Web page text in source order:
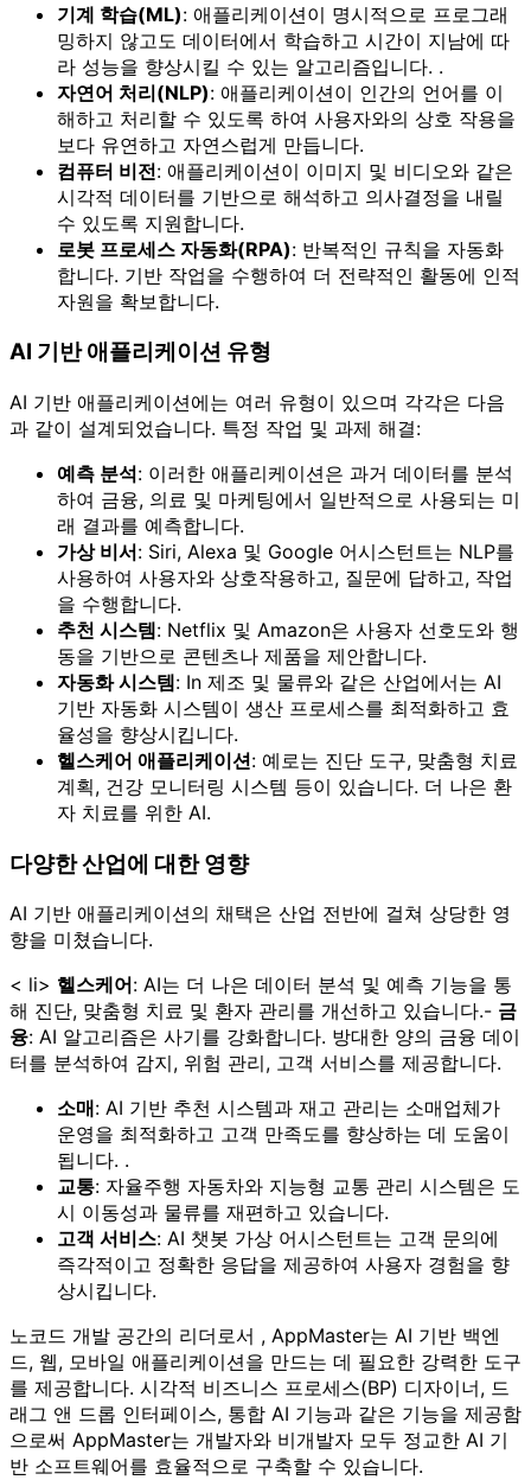
기계 학습(ML): 애플리케이션이 명시적으로 프로그래
밍하지 않고도 데이터에서 학습하고 시간이 지남에 따
라 성능을 향상시킬 수 있는 알고리즘입니다. .
자연어 처리(NLP): 애플리케이션이 인간의 언어를 이
해하고 처리할 수 있도록 하여 사용자와의 상호 작용을
보다 유연하고 자연스럽게 만듭니다.
컴퓨터 비전: 애플리케이션이 이미지 및 비디오와 같은
시각적 데이터를 기반으로 해석하고 의사결정을 내릴
수 있도록 지원합니다.
로봇 프로세스 자동화(RPA): 반복적인 규칙을 자동화
합니다. 기반 작업을 수행하여 더 전략적인 활동에 인적
자원을 확보합니다.
AI 기반 애플리케이션 유형
AI 기반 애플리케이션에는 여러 유형이 있으며 각각은 다음
과 같이 설계되었습니다. 특정 작업 및 과제 해결:
예측 분석: 이러한 애플리케이션은 과거 데이터를 분석
하여 금융, 의료 및 마케팅에서 일반적으로 사용되는 미
래 결과를 예측합니다.
가상 비서: Siri, Alexa 및 Google 어시스턴트는 NLP를
사용하여 사용자와 상호작용하고, 질문에 답하고, 작업
을 수행합니다.
추천 시스템: Netflix 및 Amazon은 사용자 선호도와 행
동을 기반으로 콘텐츠나 제품을 제안합니다.
자동화 시스템: In 제조 및 물류와 같은 산업에서는 AI
기반 자동화 시스템이 생산 프로세스를 최적화하고 효
율성을 향상시킵니다.
헬스케어 애플리케이션: 예로는 진단 도구, 맞춤형 치료
계획, 건강 모니터링 시스템 등이 있습니다. 더 나은 환
자 치료를 위한 AI.
다양한 산업에 대한 영향
AI 기반 애플리케이션의 채택은 산업 전반에 걸쳐 상당한 영
향을 미쳤습니다.
< li> 헬스케어: AI는 더 나은 데이터 분석 및 예측 기능을 통
해 진단, 맞춤형 치료 및 환자 관리를 개선하고 있습니다.- 금
융: AI 알고리즘은 사기를 강화합니다. 방대한 양의 금융 데이
터를 분석하여 감지, 위험 관리, 고객 서비스를 제공합니다.
소매: AI 기반 추천 시스템과 재고 관리는 소매업체가
운영을 최적화하고 고객 만족도를 향상하는 데 도움이
됩니다. .
교통: 자율주행 자동차와 지능형 교통 관리 시스템은 도
시 이동성과 물류를 재편하고 있습니다.
고객 서비스: AI 챗봇 가상 어시스턴트는 고객 문의에
즉각적이고 정확한 응답을 제공하여 사용자 경험을 향
상시킵니다.
노코드 개발 공간의 리더로서 , AppMaster는 AI 기반 백엔
드, 웹, 모바일 애플리케이션을 만드는 데 필요한 강력한 도구
를 제공합니다. 시각적 비즈니스 프로세스(BP) 디자이너, 드
래그 앤 드롭 인터페이스, 통합 AI 기능과 같은 기능을 제공함
으로써 AppMaster는 개발자와 비개발자 모두 정교한 AI 기
반 소프트웨어를 효율적으로 구축할 수 있습니다.